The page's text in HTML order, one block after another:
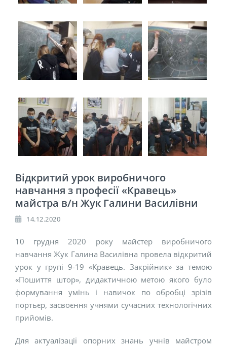
Відкритий урок виробничого
навчання з професії «Кравець»
майстра в/н Жук Галини Василівни
14.12.2020
10 грудня 2020 року майстер виробничого
навчання Жук Галина Василівна провела відкритий
урок у групі 9-19 «Кравець. Закрійник» за темою
«Пошиття штор», дидактичною метою якого було
формування умінь і навичок по обробці зрізів
портьєр, засвоєння учнями сучасних технологічних
прийомів.
Для актуалізації опорних знань учнів майстром